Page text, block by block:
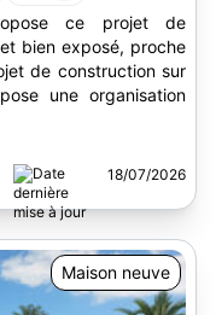
ce projet de
bien exposé, proche
de construction sur
une organisation
18/07/2026
Maison neuve